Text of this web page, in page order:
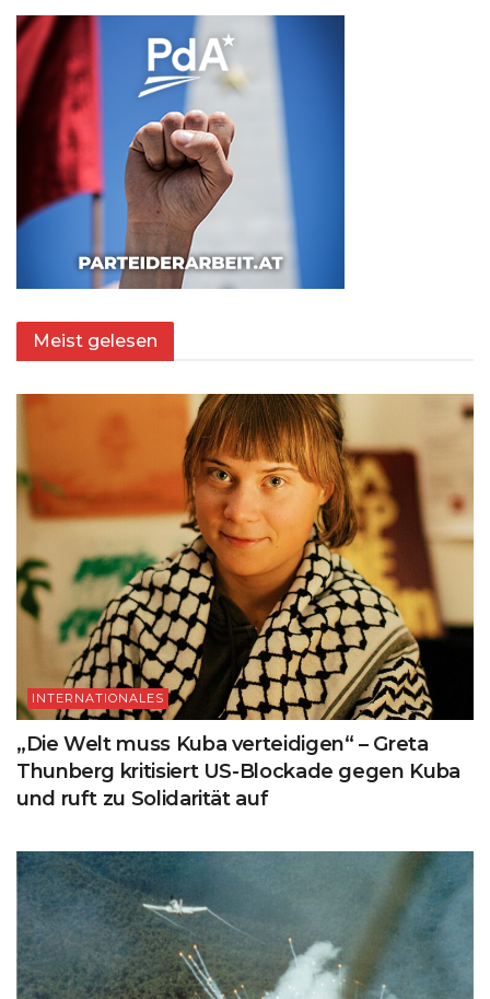
Meist gelesen
INTERNATIONALES
„Die Welt muss Kuba verteidigen“ – Greta
Thunberg kritisiert US-Blockade gegen Kuba
und ruft zu Solidarität auf